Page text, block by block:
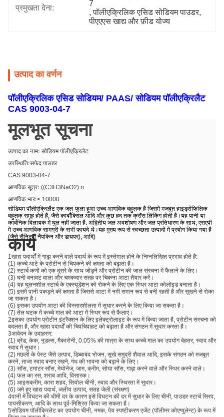
प्रमुखता देना:
7
, पॉलीएक्रिलिक एसिड सोडियम पाउडर,
पीएएएस खाद्य और फ़ीड योज्य
उत्पाद का वर्णन
पॉलीएक्रिलिक एसिड सोडियम/ PAAS/ सोडियम पॉलीएक्रिलैट
CAS 9003-04-7
मूलभूत सूचना
उत्पाद का नामः सोडियम पॉलीएक्रिलैट
उपस्थितिःसफेद पाउडर
CAS:9003-04-7
आणविक सूत्रः ((C3H3NaO2) n
आणविक भारः< 10000
सोडियम पॉलीएक्रिलैट एक जल-फुला हुआ उच्च आणविक बहुलक है जिसमें मजबूत हाइड्रोफिलिक
बहुलक समूह होते हैं, जैसे कार्बॉक्सिल आदि और कुछ हद तक क्रॉस लिंकिंग होती है।यह पानी या
कार्बनिक विलायक में घुल नहीं जाता है. अद्वितीय जल अवशोषण और जल प्रतिधारण के साथ, एसएपी
में उच्च आणविक सामग्री के सभी फायदे थे।यह मुख्य रूप से स्वच्छता उत्पादों में प्रयोग किया गया है
(जैसे सैनिटरी नैपकिन और डायपर), आदि)
कार्य
1खाद्य पदार्थों में गाढ़ा करने वाले पदार्थ के रूप में इस्तेमाल होने के निम्नलिखित प्रभाव होते हैं:
(1) कच्चे आटे के प्रोटीन से चिपकने की क्षमता को बढ़ाता है।
(2) स्टार्च कणों को एक दूसरे के साथ जोड़ने और प्रोटीन की जाल संरचना में फैलाने के लिए।
(3) घनी बनावट वाला और चमकदार सतह पर चिकना आटा तैयार करें।
(4) यह घुलनशील स्टार्च के एक्स्यूडेशन को रोकने के लिए एक स्थिर आटा कोलोइड बनाता है।
(5) इसमें पानी पकड़ने की क्षमता है जिससे आटा में नमी समान रूप से बनी रहती है और सूखने से रोका
जा सकता है।
(6) इसका उपयोग आटा की विस्तारशीलता में सुधार करने के लिए किया जा सकता है।
(7) तेल घटक में कच्चे माल को आटा में स्थिर रूप से फैलाएं।
2इसका उपयोग प्रोटीन इंटरैक्शन के लिए इलेक्ट्रोलाइट के रूप में किया जाता है, प्रोटीन संरचना को
बदलता है, और खाद्य पदार्थों की चिपचिपाहट को बढ़ाता है और संगठन में सुधार करता है।
3आवेदन के उदाहरण:
(1) ब्रेड, केक, नूडल्स, मैकारोनी, 0.05% की मात्रा के साथ कच्चे माल का उपयोग बेहतर, स्वाद और
स्वाद में सुधार।
(2) मछली के पेस्ट जैसे उत्पाद, डिब्बाबंद भोजन, सूखे समुद्री शैवाल आदि, इसके संगठन को मजबूत
करने, ताजा स्वाद बनाए रखने, गंध की भावना को बढ़ाने के लिए।
(3) सॉस, टमाटर सॉस, मेयोनेज, जाम, क्रीम, सोया सॉस, गाढ़ा करने वाले और स्थिर करने वाले।
(4) फल का रस, शराब आदि, विसारक।
(5) आइसक्रीम, कारा शहद, सियोल चीनी, स्वाद और स्थिरता में सुधार।
(6) जमे हुए खाद्य पदार्थ, जलीय उत्पाद, सतह जेली (संरक्षण)
4पानी में विघटन की धीमी दर के कारण इसे विघटन की दर में सुधार के लिए चीनी, पाउडर स्टार्च सिरप,
पायसीकरण, आदि के साथ पूर्व-मिश्रित किया जा सकता है।
5सोडियम पॉलीक्रिलेट का उपयोग चीनी, नमक, पेय स्पष्टीकरण एजेंट (पॉलीमर कोएग्युलेन्ट) के रूप में